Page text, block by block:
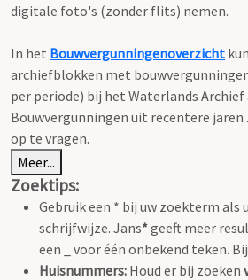
digitale foto's (zonder flits) nemen.
In het Bouwvergunningenoverzicht
archiefblokken met
per periode) bij het Waterlands Archief
Bouwvergunningen uit recentere
op te vragen.
Meer...
Zoektips:
Gebruik een * bij uw zoekterm als
schrijfwijze. Jans*geeft meer
een _ voor één onbekend teken.
Huisnummers: Houd er bij zoeken